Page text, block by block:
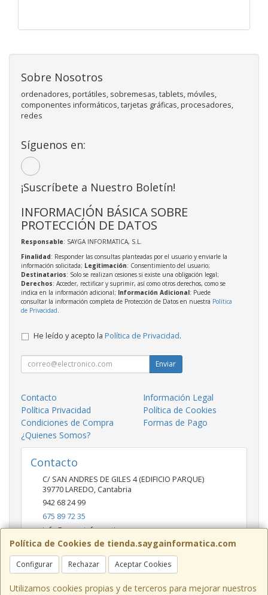
Política de Cookies de tienda.saygainformatica.com
Configurar Rechazar Aceptar Cookies
Utilizamos cookies propias y de terceros para mejorar nuestros
Sobre Nosotros
ordenadores, portátiles, sobremesas, tablets, móviles,
componentes informáticos, tarjetas gráficas, procesadores,
redes
Síguenos en:
¡Suscríbete a Nuestro Boletín!
INFORMACIÓN BÁSICA SOBRE
PROTECCIÓN DE DATOS
Responsable: SAYGA INFORMATICA, S.L.
Finalidad: Responder las consultas planteadas por el usuario y enviarle la
información solicitada; Legitimación: Consentimiento del usuario;
Destinatarios: Solo se realizan cesiones si existe una obligación legal;
Derechos: Acceder, rectificar y suprimir, así como otros derechos, como se
indica en la información adicional; Información Adicional: Puede
consultar la información completa de Protección de Datos en nuestra Política
de Privacidad
He leído y acepto la Política de Privacidad.
Enviar
Contacto
Información Legal
Política Privacidad
Política de Cookies
Condiciones de Compra
Formas de Pago
¿Quienes Somos?
Contacto
C/ SAN ANDRES DE GILES 4 (EDIFICIO PARQUE)
39770LAREDO, Cantabria
942 68 24 99
675 89 72 35
info@saygainformatica.com
Horario
10-14 / 19:00-20:30